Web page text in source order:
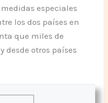
especiales
los dos países en
que miles de
desde otros países